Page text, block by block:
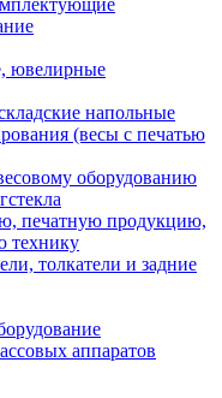
ювелирные
напольные
(весы с печатью
оборудованию
печатную продукцию,
технику
толкатели и задние
аппаратов